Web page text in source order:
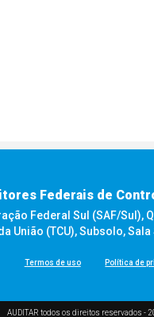
Federais de
Federal Sul (SAF/Sul),
União (TCU), Subsolo,
Termos de uso Política de
AUDITAR todos os direitos reservados -